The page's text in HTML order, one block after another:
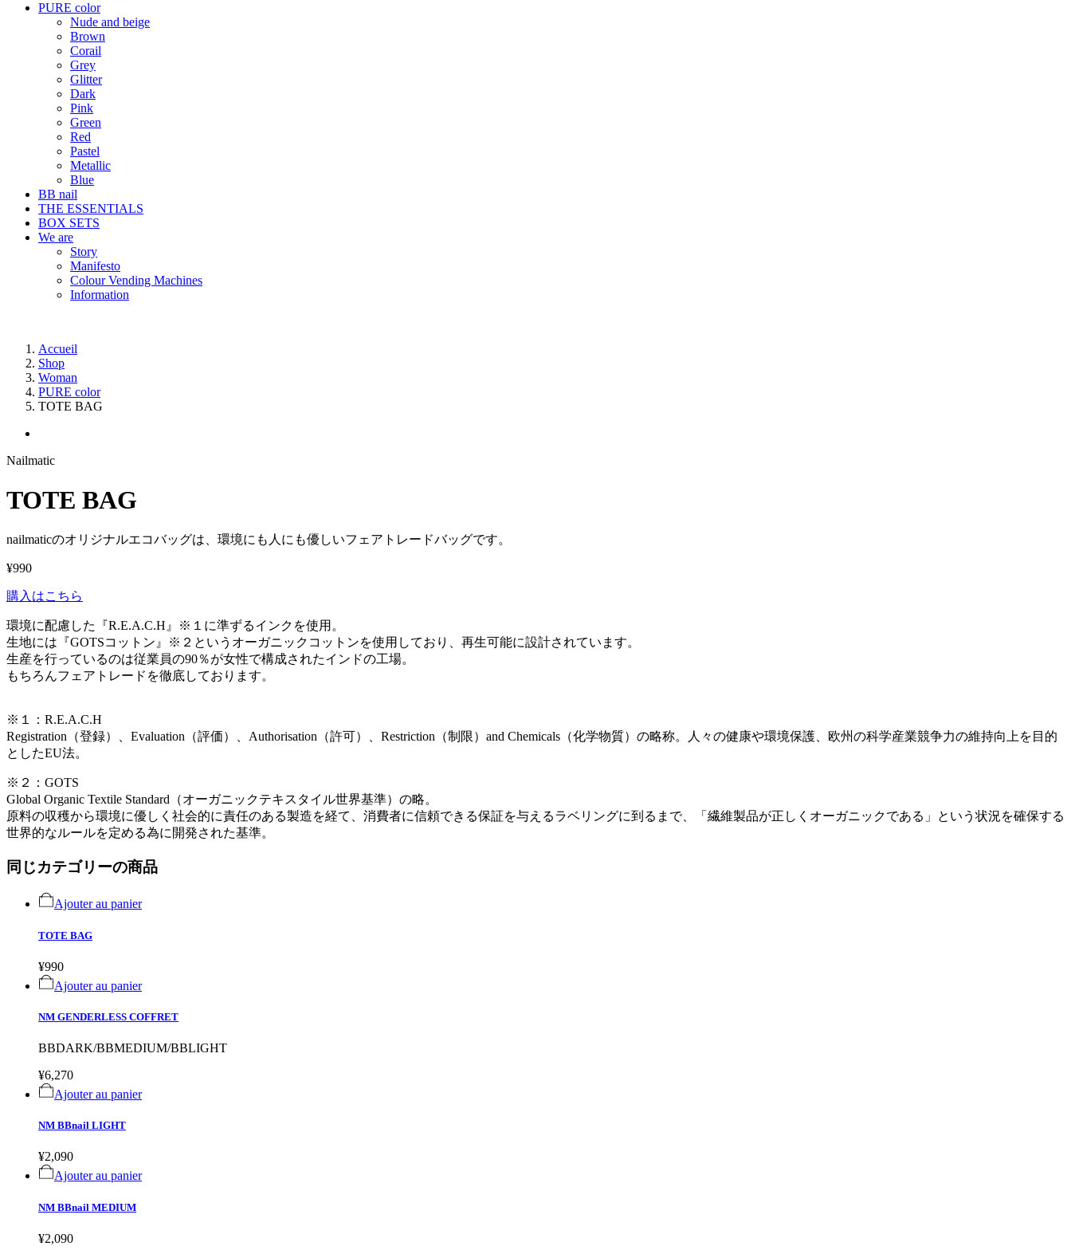
PURE color
Nude and beige
Brown
Corail
Grey
Glitter
Dark
Pink
Green
Red
Pastel
Metallic
Blue
BB nail
THE ESSENTIALS
BOX SETS
We are
Story
Manifesto
Colour Vending Machines
Information
Accueil
Shop
Woman
PURE color
TOTE BAG
Nailmatic
TOTE BAG
nailmaticのオリジナルエコバッグは、環境にも人にも優しいフェアトレードバッグです。
¥990
購入はこちら
環境に配慮した『R.E.A.C.H』※１に準ずるインクを使用。
生地には『GOTSコットン』※２というオーガニックコットンを使用しており、再生可能に設計されています。
生産を行っているのは従業員の90％が女性で構成されたインドの工場。
もちろんフェアトレードを徹底しております。
※１：R.E.A.C.H
Registration（登録）、Evaluation（評価）、Authorisation（許可）、Restriction（制限）and Chemicals（化学物質）の略称。人々の健康や環境保護、欧州の科学産業競争力の維持向上を目的
としたEU法。
※２：GOTS
Global Organic Textile Standard（オーガニックテキスタイル世界基準）の略。
原料の収穫から環境に優しく社会的に責任のある製造を経て、消費者に信頼できる保証を与えるラベリングに到るまで、「繊維製品が正しくオーガニックである」という状況を確保する
世界的なルールを定める為に開発された基準。
同じカテゴリーの商品
Ajouter au panier
TOTE BAG
¥990
Ajouter au panier
NM GENDERLESS COFFRET
BBDARK/BBMEDIUM/BBLIGHT
¥6,270
Ajouter au panier
NM BBnail LIGHT
¥2,090
Ajouter au panier
NM BBnail MEDIUM
¥2,090